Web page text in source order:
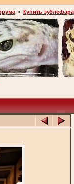
• Купить эублефара